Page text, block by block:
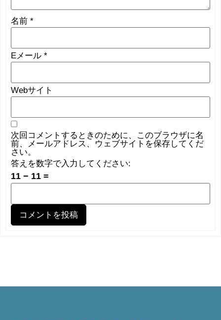
名前 *
Eメール *
Webサイト
次回コメントするときのために、このブラウザに名
前、メールアドレス、ウェブサイトを保存してくだ
さい。
答えを数字で入力してください:
11 − 11 =